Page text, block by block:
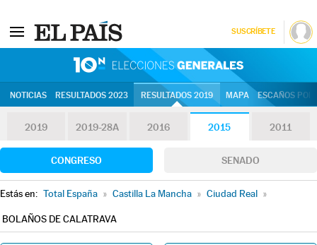
SUSCRÍBETE
NOTICIAS RESULTADOS 2023 RESULTADOS 2019 MAPA ESCAÑOS
2019 2019-28A 2016 2015 2011
CONGRESO SENADO
Estás en: Total España » Castilla La Mancha » Ciudad Real »
BOLAÑOS DE CALATRAVA